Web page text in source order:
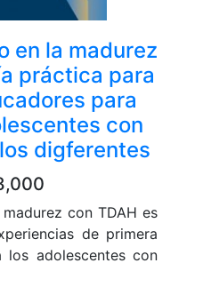
en la madurez
práctica para
para
con
digferentes
con TDAH es
de primera
los adolescentes con